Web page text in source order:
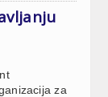
za